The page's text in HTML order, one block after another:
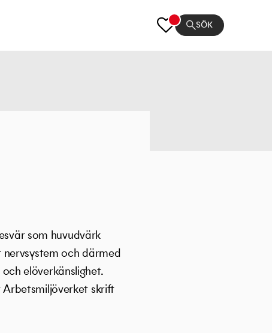
SÖK
som huvudvärk
och därmed
elöverkänslighet.
skrift